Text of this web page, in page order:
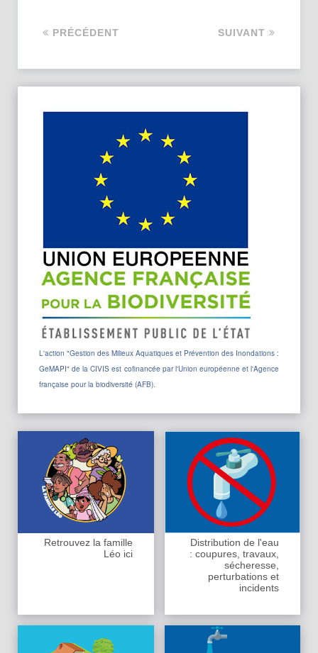
PRÉCÉDENT SUIVANT
L'action "Gestion des Milieux Aquatiques et Prévention des Inondations :
GeMAPI" de la CIVIS est cofinancée par l'Union européenne et l'Agence
française pour la biodiversité (AFB).
Retrouvez la famille
Léo ici
Distribution de l'eau
: coupures, travaux,
sécheresse,
perturbations et
incidents